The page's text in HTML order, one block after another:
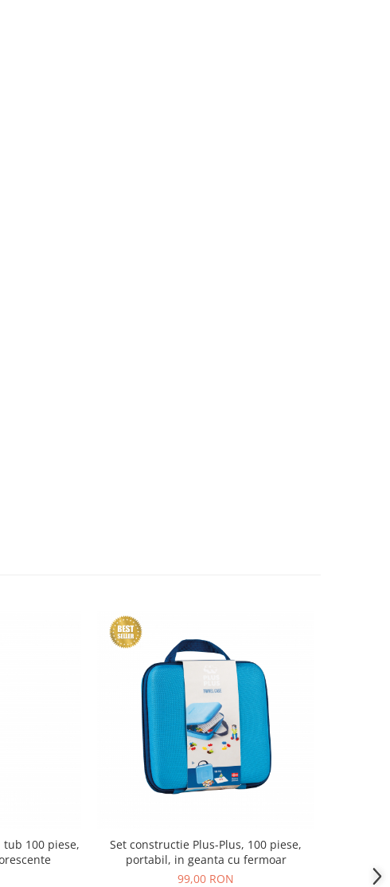
tub 100 piese,
Set constructie Plus-Plus, 100 piese,
portabil, in geanta cu fermoar
99,00 RON